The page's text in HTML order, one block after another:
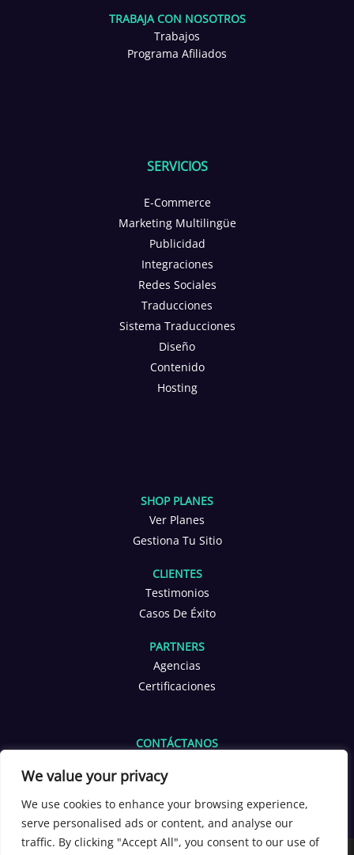
We value your privacy
We use cookies to enhance your browsing experience,
serve personalised ads or content, and analyse our
traffic. By clicking "Accept All", you consent to our use of
TRABAJA CON NOSOTROS
Trabajos
Programa Afiliados
SERVICIOS
E-Commerce
Marketing Multilingüe
Publicidad
Integraciones
Redes Sociales
Traducciones
Sistema Traducciones
Diseño
Contenido
Hosting
SHOP PLANES
Ver Planes
Gestiona Tu Sitio
CLIENTES
Testimonios
Casos De Éxito
PARTNERS
Agencias
Certificaciones
CONTÁCTANOS
+1 601 653 2566
[yoppen_chatbot]